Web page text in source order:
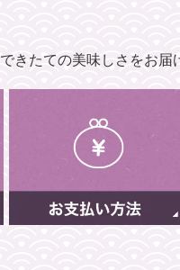
できたての美味しさをお届